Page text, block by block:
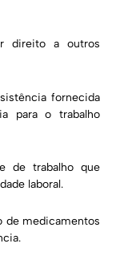
direito a outros
fornecida
para o trabalho
de trabalho que
laboral.
de medicamentos